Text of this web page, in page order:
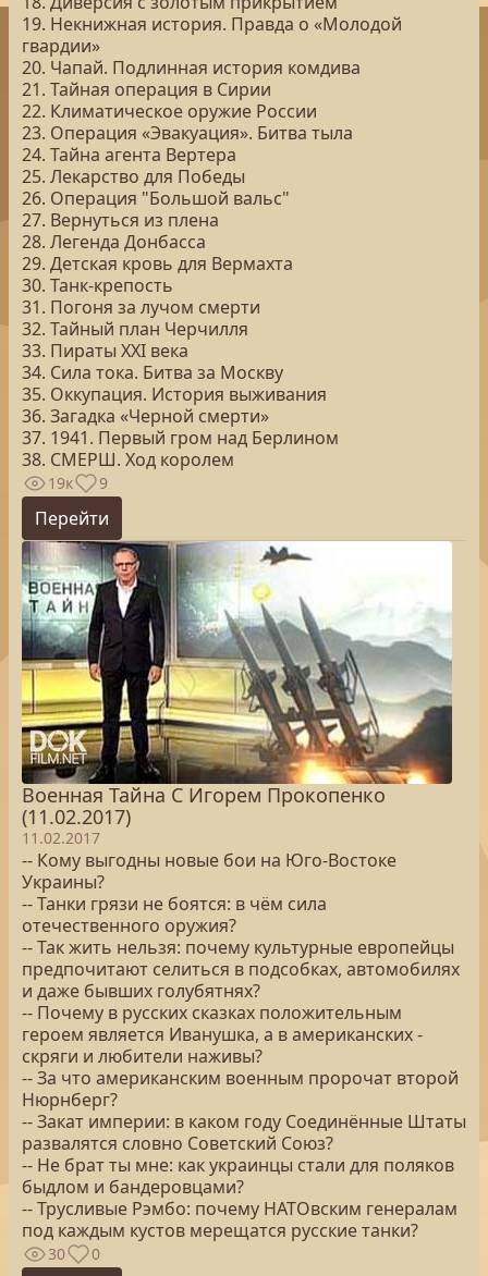
19. Некнижная история. Правда о «Молодой
гвардии»
20. Чапай. Подлинная история комдива
21. Тайная операция в Сирии
22. Климатическое оружие России
23. Операция «Эвакуация». Битва тыла
24. Тайна агента Вертера
25. Лекарство для Победы
26. Операция "Большой вальс"
27. Вернуться из плена
28. Легенда Донбасса
29. Детская кровь для Вермахта
30. Танк-крепость
31. Погоня за лучом смерти
32. Тайный план Черчилля
33. Пираты ХХI века
34. Сила тока. Битва за Москву
35. Оккупация. История выживания
36. Загадка «Черной смерти»
37. 1941. Первый гром над Берлином
38. СМЕРШ. Ход королем
19к 9
Перейти
Военная Тайна С Игорем Прокопенко
(11.02.2017)
11.02.2017
-- Кому выгодны новые бои на Юго-Востоке
Украины?
-- Танки грязи не боятся: в чём сила
отечественного оружия?
-- Так жить нельзя: почему культурные европейцы
предпочитают селиться в подсобках, автомобилях
и даже бывших голубятнях?
-- Почему в русских сказках положительным
героем является Иванушка, а в американских -
скряги и любители наживы?
-- За что американским военным пророчат второй
Нюрнберг?
-- Закат империи: в каком году Соединённые Штаты
развалятся словно Советский Союз?
-- Не брат ты мне: как украинцы стали для поляков
быдлом и бандеровцами?
-- Трусливые Рэмбо: почему НАТОвским генералам
под каждым кустов мерещатся русские танки?
30 0